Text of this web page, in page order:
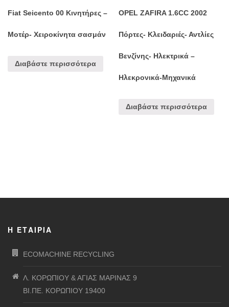
Fiat Seicento 00 Κινητήρες –
Μοτέρ- Χειροκίνητα σασμάν
Διαβάστε περισσότερα
OPEL ZAFIRA 1.6CC 2002
Πόρτες- Κλειδαριές- Αντλίες
Βενζίνης- Ηλεκτρικά –
Ηλεκρονικά-Μηχανικά
Διαβάστε περισσότερα
Η ΕΤΑΙΡΊΑ
ECOMACHINE RECYCLING
Λ. ΚΟΡΩΠΙΟΥ & ΑΓΙΑΣ ΜΑΡΙΝΑΣ 9
ΒΙ.ΠΕ. ΚΟΡΩΠΙΟΥ 19400